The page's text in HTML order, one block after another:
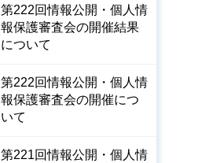
第222回情報公開・個人情
報保護審査会の開催結果
について
第222回情報公開・個人情
報保護審査会の開催につ
いて
第221回情報公開・個人情